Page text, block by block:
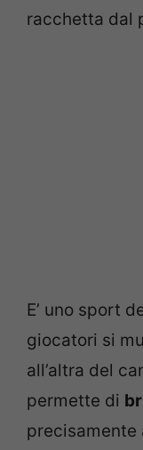
racchetta dal
E’ uno sport
giocatori si
all’altra del
permette di
precisamente